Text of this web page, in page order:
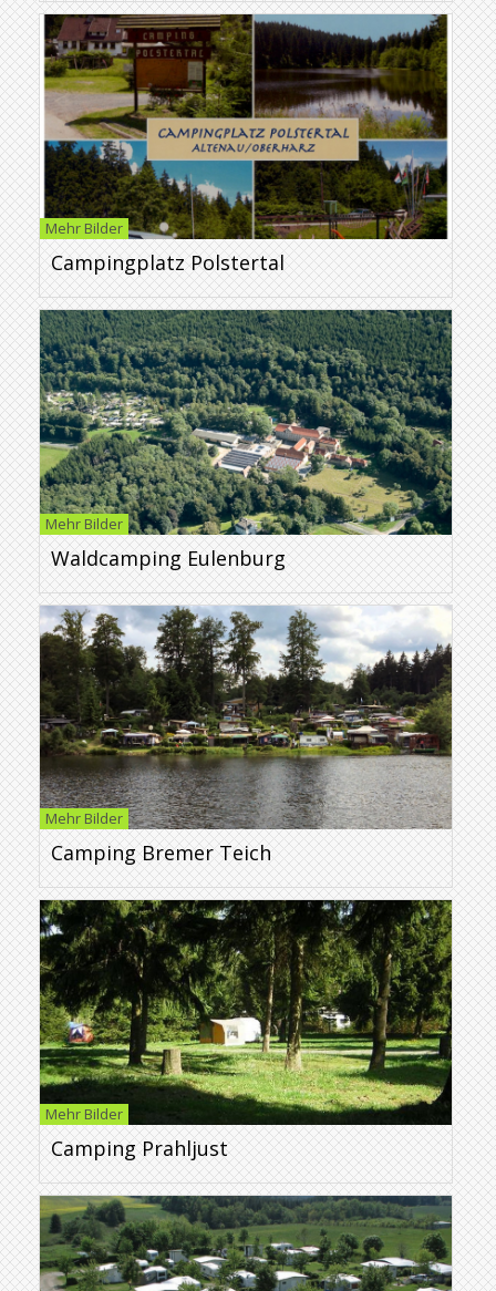
Mehr Bilder
Campingplatz Polstertal
Mehr Bilder
Waldcamping Eulenburg
Mehr Bilder
Camping Bremer Teich
Mehr Bilder
Camping Prahljust